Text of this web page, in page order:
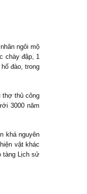
ngôi mộ
chày đập, 1
đào, trong
thợ thủ công
3000 năm
khá nguyên
vật khác
tàng Lịch sử